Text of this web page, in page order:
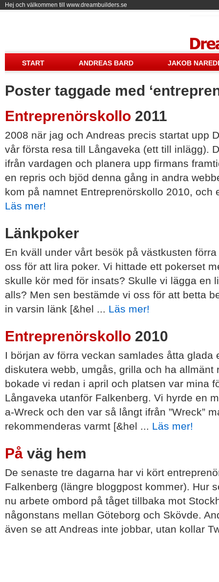
Hej och välkommen till www.dreambuilders.se
START ANDREAS BARD JAKOB NAREDI
Poster taggade med
Entreprenörskollo 2011
2008 när jag och Andreas precis startat upp
vår första resa till Långaveka (ett till inlägg).
ifrån vardagen och planera upp firmans
en repris och bjöd denna gång in andra
kom på namnet Entreprenörskollo 2010, och
Läs mer!
Länkpoker
En kväll under vårt besök på västkusten
oss för att lira poker. Vi hittade ett pokerset
skulle kör med för insats? Skulle vi lägga en
alls? Men sen bestämde vi oss för att betta
in varsin länk [&hel ... Läs mer!
Entreprenörskollo 2010
I början av förra veckan samlades åtta glada
diskutera webb, umgås, grilla och ha allmänt
bokade vi redan i april och platsen var mina
Långaveka utanför Falkenberg. Vi hyrde en
a-Wreck och den var så långt ifrån ”Wreck”
rekommenderas varmt [&hel ... Läs mer!
På väg hem
De senaste tre dagarna har vi kört
Falkenberg (längre bloggpost kommer). Hur
nu arbete ombord på tåget tillbaka mot
någonstans mellan Göteborg och Skövde.
även se att Andreas inte jobbar, utan kollar